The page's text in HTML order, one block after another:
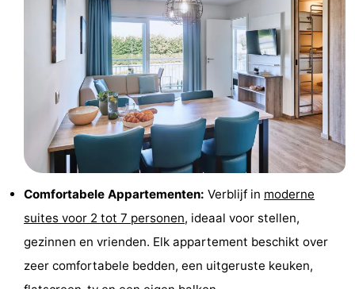
Monumenten
Uitkijkpunten
Attracties
Speeltuinen
Comfortabele Appartementen: Verblijf in moderne
suites voor 2 tot 7 personen, ideaal voor stellen,
gezinnen en vrienden. Elk appartement beschikt over
zeer comfortabele bedden, een uitgeruste keuken,